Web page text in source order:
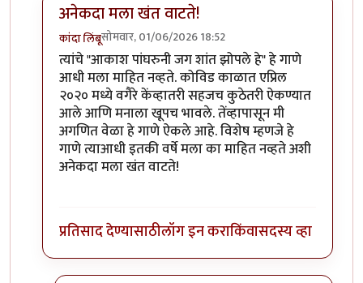
अनेकदा मला खंत वाटते!
कांदा लिंबूसोमवार, 01/06/2026 18:52
In reply toलता मंगेशकर, आशा भोसले…byप्रा.डॉ.दिलीप
त्यांचे "आकाश पांघरुनी जग शांत झोपले हे" हे गाणे
आधी मला माहित नव्हते. कोविड काळात एप्रिल
२०२० मध्ये वगैरे केंव्हातरी सहजच कुठेतरी ऐकण्यात
आले आणि मनाला खूपच भावले. तेंव्हापासून मी
अगणित वेळा हे गाणे ऐकले आहे. विशेष म्हणजे हे
गाणे त्याआधी इतकी वर्षे मला का माहित नव्हते अशी
अनेकदा मला खंत वाटते!
प्रतिसाद देण्यासाठीलॉग इन कराकिंवासदस्य व्हा